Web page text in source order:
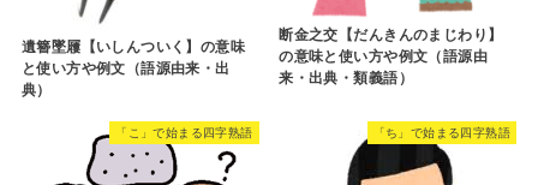
遺簪墜屨【いしんついく】の意味
と使い方や例文（語源由来・出
典）
断金之交【だんきんのまじわり】
の意味と使い方や例文（語源由
来・出典・類義語）
「こ」で始まる四字熟語 「ち」で始まる四字熟語